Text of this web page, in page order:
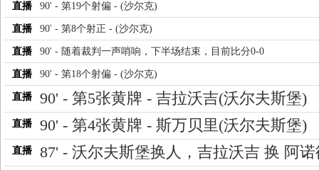
直播 90' - 第19个射偏 - (沙尔克)
直播 90' - 第8个射正 - (沙尔克)
直播 90' - 随着裁判一声哨响，下半场结束，目前比分0-0
直播 90' - 第18个射偏 - (沙尔克)
直播 90' - 第5张黄牌 - 吉拉沃吉(沃尔夫斯堡)
直播 90' - 第4张黄牌 - 斯万贝里(沃尔夫斯堡)
直播 87' - 沃尔夫斯堡换人，吉拉沃吉 换 阿诺